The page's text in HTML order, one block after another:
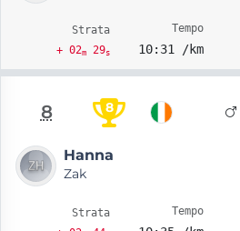
Strata
+ 02m29s
Tempo
10:31 /km
8 8
Hanna
Zak
Strata
Tempo